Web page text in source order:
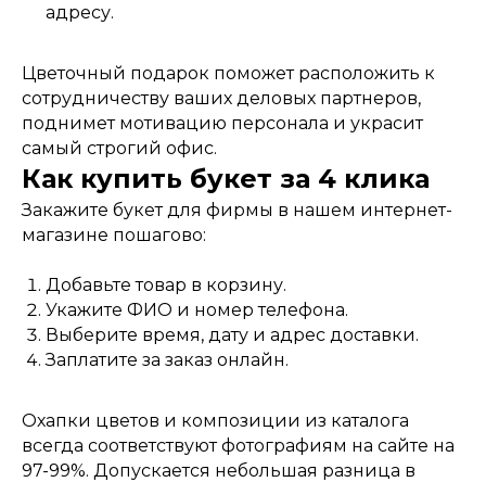
адресу.
Цветочный подарок поможет расположить к
сотрудничеству ваших деловых партнеров,
поднимет мотивацию персонала и украсит
самый строгий офис.
Как купить букет за 4 клика
Закажите букет для фирмы в нашем интернет-
магазине пошагово:
Добавьте товар в корзину.
Укажите ФИО и номер телефона.
Выберите время, дату и адрес доставки.
Заплатите за заказ онлайн.
Охапки цветов и композиции из каталога
всегда соответствуют фотографиям на сайте на
97-99%. Допускается небольшая разница в